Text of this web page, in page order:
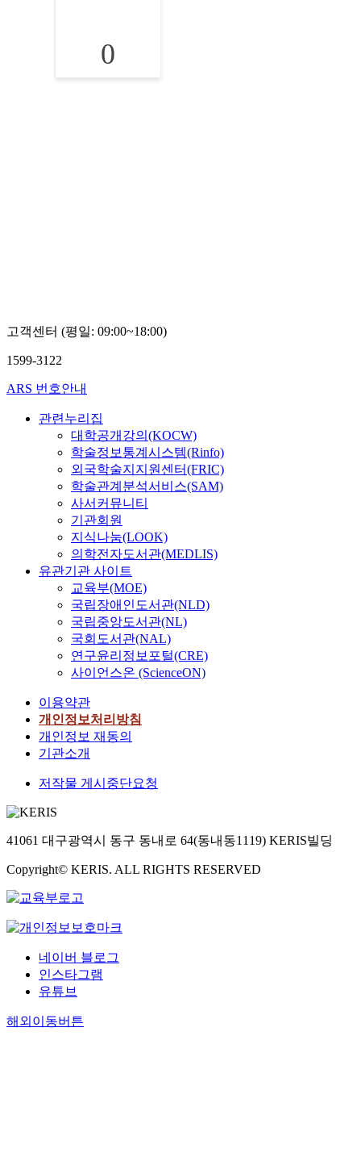
0
고객센터 (평일: 09:00~18:00)
1599-3122
ARS 번호안내
관련누리집
대학공개강의(KOCW)
학술정보통계시스템(Rinfo)
외국학술지지원센터(FRIC)
학술관계분석서비스(SAM)
사서커뮤니티
기관회원
지식나눔(LOOK)
의학전자도서관(MEDLIS)
유관기관 사이트
교육부(MOE)
국립장애인도서관(NLD)
국립중앙도서관(NL)
국회도서관(NAL)
연구윤리정보포털(CRE)
사이언스온 (ScienceON)
이용약관
개인정보처리방침
개인정보 재동의
기관소개
저작물 게시중단요청
41061 대구광역시 동구 동내로 64(동내동1119) KERIS빌딩
Copyright© KERIS. ALL RIGHTS RESERVED
네이버 블로그
인스타그램
유튜브
해외이동버튼